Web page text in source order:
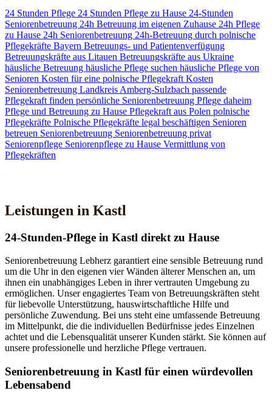
24 Stunden Pflege 24 Stunden Pflege zu Hause 24-Stunden
Seniorenbetreuung 24h Betreuung im eigenen Zuhause 24h Pflege
zu Hause 24h Seniorenbetreuung 24h-Betreuung durch polnische
Pflegekräfte Bayern Betreuungs- und Patientenverfügung
Betreuungskräfte aus Litauen Betreuungskräfte aus Ukraine
häusliche Betreuung häusliche Pflege suchen häusliche Pflege von
Senioren Kosten für eine polnische Pflegekraft Kosten
Seniorenbetreuung Landkreis Amberg-Sulzbach passende
Pflegekraft finden persönliche Seniorenbetreuung Pflege daheim
Pflege und Betreuung zu Hause Pflegekraft aus Polen polnische
Pflegekräfte Polnische Pflegekräfte legal beschäftigen Senioren
betreuen Seniorenbetreuung Seniorenbetreuung privat
Seniorenpflege Seniorenpflege zu Hause Vermittlung von
Pflegekräften
Leistungen in Kastl
24-Stunden-Pflege in Kastl direkt zu Hause
Seniorenbetreuung Lebherz garantiert eine sensible Betreuung rund
um die Uhr in den eigenen vier Wänden älterer Menschen an, um
ihnen ein unabhängiges Leben in ihrer vertrauten Umgebung zu
ermöglichen. Unser engagiertes Team von Betreuungskräften steht
für liebevolle Unterstützung, hauswirtschaftliche Hilfe und
persönliche Zuwendung. Bei uns steht eine umfassende Betreuung
im Mittelpunkt, die die individuellen Bedürfnisse jedes Einzelnen
achtet und die Lebensqualität unserer Kunden stärkt. Sie können auf
unsere professionelle und herzliche Pflege vertrauen.
Senioren­betreuung in Kastl für einen würdevollen
Lebensabend